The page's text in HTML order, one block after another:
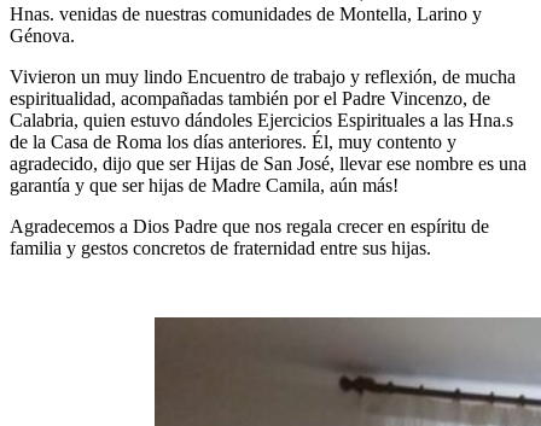
Hnas. venidas de nuestras comunidades de Montella, Larino y
Génova.
Vivieron un muy lindo Encuentro de trabajo y reflexión, de mucha
espiritualidad, acompañadas también por el Padre Vincenzo, de
Calabria, quien estuvo dándoles Ejercicios Espirituales a las Hna.s
de la Casa de Roma los días anteriores. Él, muy contento y
agradecido, dijo que ser Hijas de San José, llevar ese nombre es una
garantía y que ser hijas de Madre Camila, aún más!
Agradecemos a Dios Padre que nos regala crecer en espíritu de
familia y gestos concretos de fraternidad entre sus hijas.